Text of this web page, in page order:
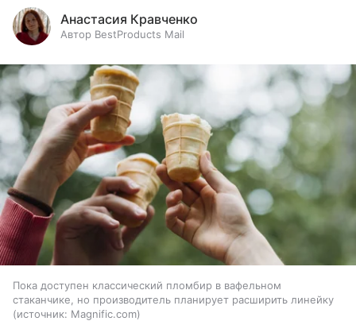
Анастасия Кравченко
Автор BestProducts Mail
Пока доступен классический пломбир в вафельном
стаканчике, но производитель планирует расширить линейку
источник: Magnific.com